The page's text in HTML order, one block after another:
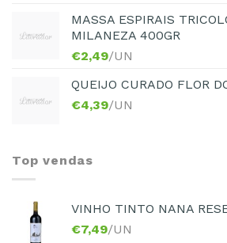
MASSA ESPIRAIS
MILANEZA 400GR
€2,49/UN
QUEIJO CURADO FLOR
€4,39/UN
Top vendas
VINHO TINTO NANA
€7,49/UN